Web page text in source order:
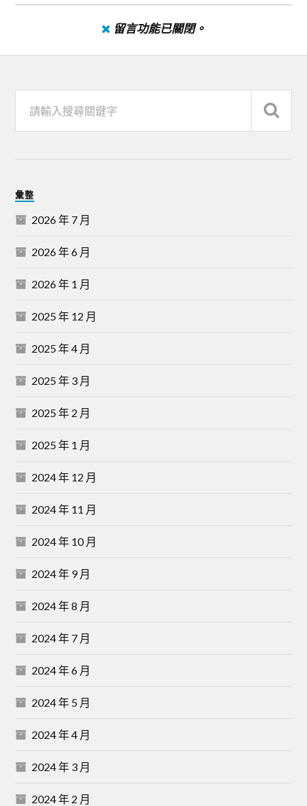
留言功能已關閉。
彙整
2026 年 7 月
2026 年 6 月
2026 年 1 月
2025 年 12 月
2025 年 4 月
2025 年 3 月
2025 年 2 月
2025 年 1 月
2024 年 12 月
2024 年 11 月
2024 年 10 月
2024 年 9 月
2024 年 8 月
2024 年 7 月
2024 年 6 月
2024 年 5 月
2024 年 4 月
2024 年 3 月
2024 年 2 月